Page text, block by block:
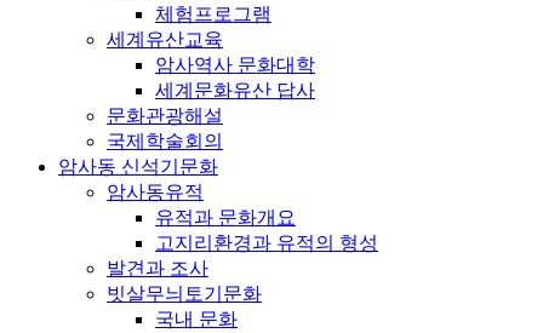
체험프로그램
세계유산교육
암사역사 문화대학
세계문화유산 답사
문화관광해설
국제학술회의
암사동 신석기문화
암사동유적
유적과 문화개요
고지리환경과 유적의 형성
발견과 조사
빗살무늬토기문화
국내 문화